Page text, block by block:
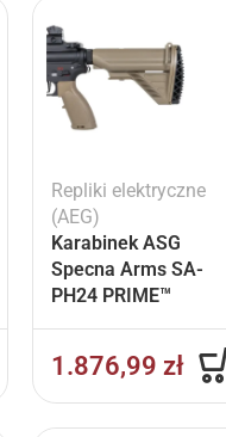
Repliki elektryczne
(AEG)
Karabinek ASG
Specna Arms SA-
PH24 PRIME™
1.876,99zł